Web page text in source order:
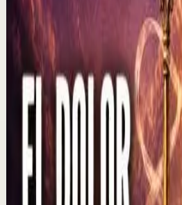
2:37
YouTube Charla
Sesión profunda
Media
El que muestra hambre
en @asiomasclaropodcast
En los negocios, controlar las
importante como tener una
una lección que aprendió al